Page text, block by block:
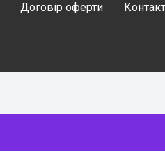
Договір оферти